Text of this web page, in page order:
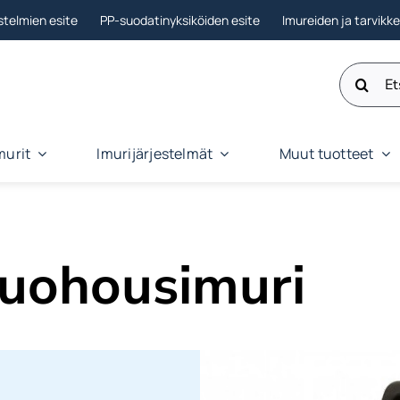
esite PP-suodatinyksiköiden esite Imureiden ja
Etsi:
Imurijärjestelmät Muut tuotteet